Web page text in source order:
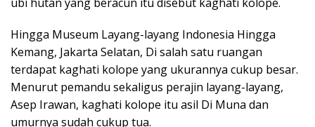
Hingga Museum Layang-layang Indonesia Hingga
Kemang, Jakarta Selatan, Di salah satu ruangan
terdapat kaghati kolope yang ukurannya cukup besar.
Menurut pemandu sekaligus perajin layang-layang,
Asep Irawan, kaghati kolope itu asil Di Muna dan
umurnya sudah cukup tua.